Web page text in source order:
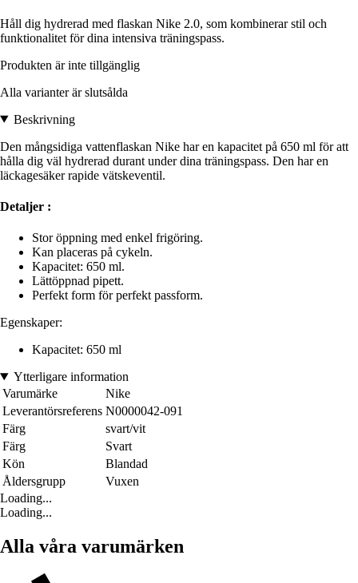
Håll dig hydrerad med flaskan Nike 2.0, som kombinerar stil och
funktionalitet för dina intensiva träningspass.
Produkten är inte tillgänglig
Alla varianter är slutsålda
Beskrivning
Den mångsidiga vattenflaskan Nike har en kapacitet på 650 ml för att
hålla dig väl hydrerad durant under dina träningspass. Den har en
läckagesäker rapide vätskeventil.
Detaljer :
Stor öppning med enkel frigöring.
Kan placeras på cykeln.
Kapacitet: 650 ml.
Lättöppnad pipett.
Perfekt form för perfekt passform.
Egenskaper:
Kapacitet: 650 ml
Ytterligare information
Varumärke
Nike
Leverantörsreferens N0000042-091
Färg
svart/vit
Färg
Svart
Kön
Blandad
Åldersgrupp
Vuxen
Loading...
Loading...
Alla våra varumärken